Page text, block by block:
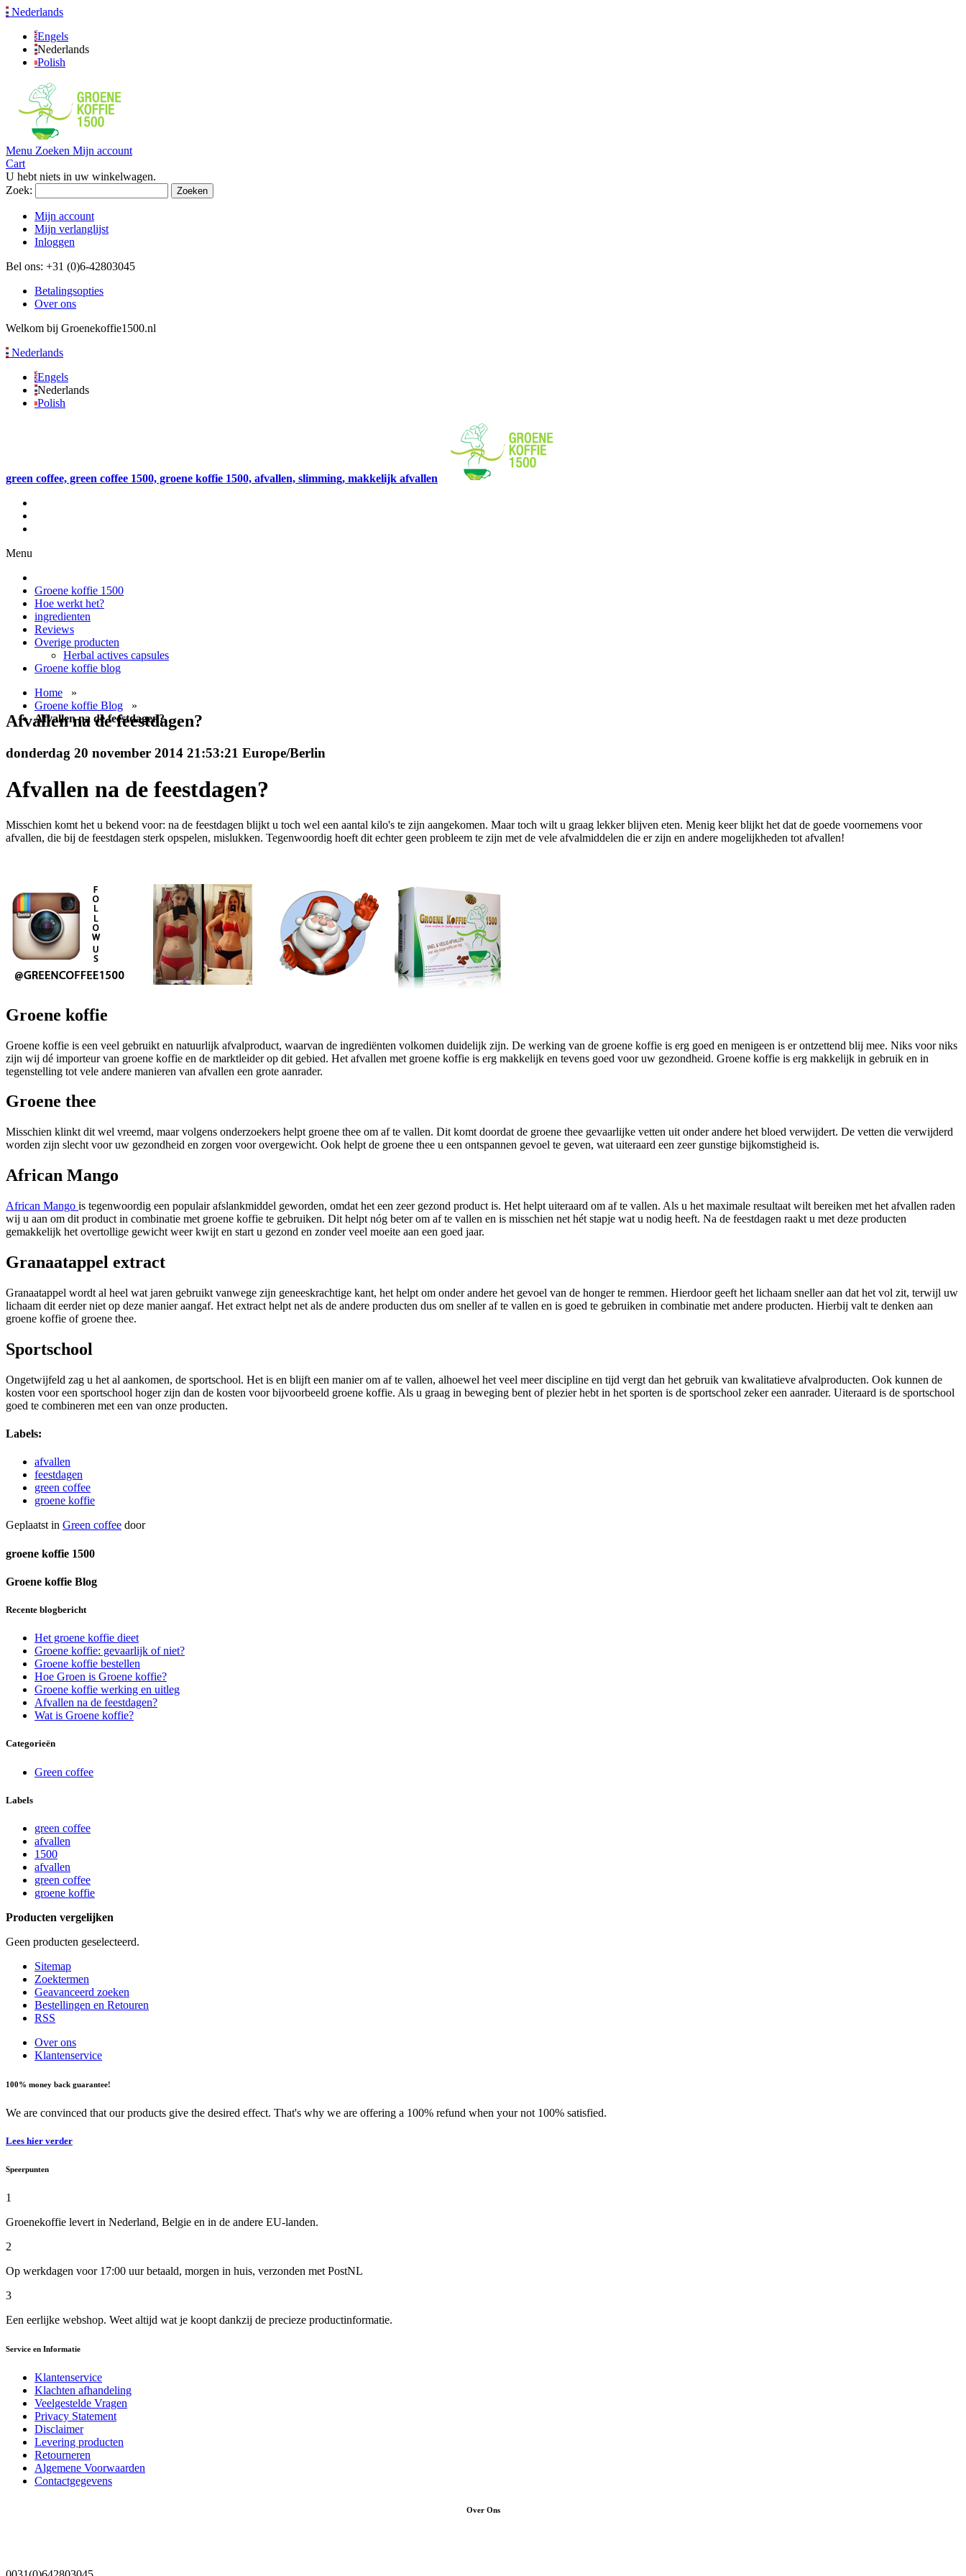
Nederlands
Engels
Nederlands
Polish
Menu Zoeken Mijn account
Cart
U hebt niets in uw winkelwagen.
Zoek:
Zoeken
Mijn account
Mijn verlanglijst
Inloggen
Bel ons: +31 (0)6-42803045
Betalingsopties
Over ons
Welkom bij Groenekoffie1500.nl
Nederlands
Engels
Nederlands
Polish
green coffee, green coffee 1500, groene koffie 1500, afvallen, slimming, makkelijk afvallen
Menu
Groene koffie 1500
Hoe werkt het?
ingredienten
Reviews
Overige producten
Herbal actives capsules
Groene koffie blog
Home »
Groene koffie Blog »
Afvallen na de feestdagen?
Afvallen na de feestdagen?
donderdag 20 november 2014 21:53:21 Europe/Berlin
Afvallen na de feestdagen?
Misschien komt het u bekend voor: na de feestdagen blijkt u toch wel een aantal kilo's te zijn aangekomen. Maar toch wilt u graag lekker blijven eten. Menig keer blijkt het dat de goede voornemens voor
afvallen, die bij de feestdagen sterk opspelen, mislukken. Tegenwoordig hoeft dit echter geen probleem te zijn met de vele afvalmiddelen die er zijn en andere mogelijkheden tot afvallen!
Groene koffie
Groene koffie is een veel gebruikt en natuurlijk afvalproduct, waarvan de ingrediënten volkomen duidelijk zijn. De werking van de groene koffie is erg goed en menigeen is er ontzettend blij mee. Niks voor niks
zijn wij dé importeur van groene koffie en de marktleider op dit gebied. Het afvallen met groene koffie is erg makkelijk en tevens goed voor uw gezondheid. Groene koffie is erg makkelijk in gebruik en in
tegenstelling tot vele andere manieren van afvallen een grote aanrader.
Groene thee
Misschien klinkt dit wel vreemd, maar volgens onderzoekers helpt groene thee om af te vallen. Dit komt doordat de groene thee gevaarlijke vetten uit onder andere het bloed verwijdert. De vetten die verwijderd
worden zijn slecht voor uw gezondheid en zorgen voor overgewicht. Ook helpt de groene thee u een ontspannen gevoel te geven, wat uiteraard een zeer gunstige bijkomstigheid is.
African Mango
African Mango is tegenwoordig een populair afslankmiddel geworden, omdat het een zeer gezond product is. Het helpt uiteraard om af te vallen. Als u het maximale resultaat wilt bereiken met het afvallen raden
wij u aan om dit product in combinatie met groene koffie te gebruiken. Dit helpt nóg beter om af te vallen en is misschien net hét stapje wat u nodig heeft. Na de feestdagen raakt u met deze producten
gemakkelijk het overtollige gewicht weer kwijt en start u gezond en zonder veel moeite aan een goed jaar.
Granaatappel extract
Granaatappel wordt al heel wat jaren gebruikt vanwege zijn geneeskrachtige kant, het helpt om onder andere het gevoel van de honger te remmen. Hierdoor geeft het lichaam sneller aan dat het vol zit, terwijl uw
lichaam dit eerder niet op deze manier aangaf. Het extract helpt net als de andere producten dus om sneller af te vallen en is goed te gebruiken in combinatie met andere producten. Hierbij valt te denken aan
groene koffie of groene thee.
Sportschool
Ongetwijfeld zag u het al aankomen, de sportschool. Het is en blijft een manier om af te vallen, alhoewel het veel meer discipline en tijd vergt dan het gebruik van kwalitatieve afvalproducten. Ook kunnen de
kosten voor een sportschool hoger zijn dan de kosten voor bijvoorbeeld groene koffie. Als u graag in beweging bent of plezier hebt in het sporten is de sportschool zeker een aanrader. Uiteraard is de sportschool
goed te combineren met een van onze producten.
Labels:
afvallen
feestdagen
green coffee
groene koffie
Geplaatst in Green coffee door
groene koffie 1500
Groene koffie Blog
Recente blogbericht
Het groene koffie dieet
Groene koffie: gevaarlijk of niet?
Groene koffie bestellen
Hoe Groen is Groene koffie?
Groene koffie werking en uitleg
Afvallen na de feestdagen?
Wat is Groene koffie?
Categorieën
Green coffee
Labels
green coffee
afvallen
1500
afvallen
green coffee
groene koffie
Producten vergelijken
Geen producten geselecteerd.
Sitemap
Zoektermen
Geavanceerd zoeken
Bestellingen en Retouren
RSS
Over ons
Klantenservice
100% money back guarantee!
We are convinced that our products give the desired effect. That's why we are offering a 100% refund when your not 100% satisfied.
Lees hier verder
Speerpunten
1
Groenekoffie levert in Nederland, Belgie en in de andere EU-landen.
2
Op werkdagen voor 17:00 uur betaald, morgen in huis, verzonden met PostNL
3
Een eerlijke webshop. Weet altijd wat je koopt dankzij de precieze productinformatie.
Service en Informatie
Klantenservice
Klachten afhandeling
Veelgestelde Vragen
Privacy Statement
Disclaimer
Levering producten
Retourneren
Algemene Voorwaarden
Contactgegevens
Over Ons